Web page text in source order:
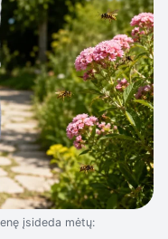
įsideda mėtų: